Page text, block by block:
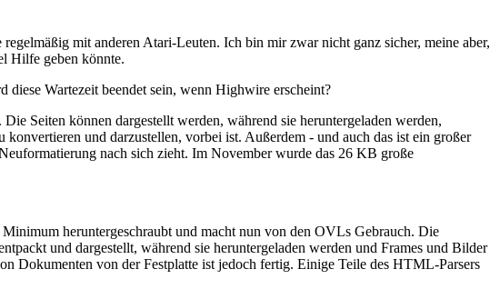
mit anderen Atari-Leuten. Ich bin mir zwar nicht ganz sicher, meine aber,
Hilfe geben könnte.
Wartezeit beendet sein, wenn Highwire erscheint?
Seiten können dargestellt werden, während sie heruntergeladen werden,
und darzustellen, vorbei ist. Außerdem - und auch das ist ein großer
nach sich zieht. Im November wurde das 26 KB große
heruntergeschraubt und macht nun von den OVLs Gebrauch. Die
und dargestellt, während sie heruntergeladen werden und Frames und Bilder
Dokumenten von der Festplatte ist jedoch fertig. Einige Teile des HTML-Parsers